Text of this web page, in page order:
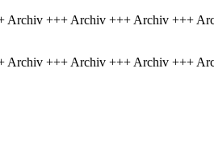
+++ Archiv +++ Archiv +++
+++ Archiv +++ Archiv +++